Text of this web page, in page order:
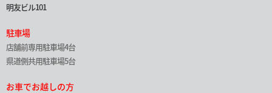
明友ビル101
駐車場
店舗前専用駐車場4台
県道側共用駐車場5台
お車でお越しの方